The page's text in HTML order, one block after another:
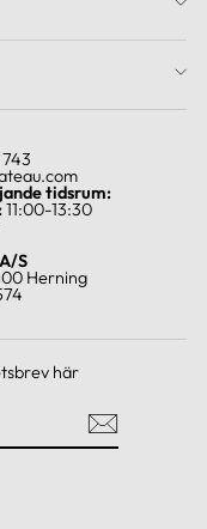
tidsrum:
11:00-13:30
S
Herning
här